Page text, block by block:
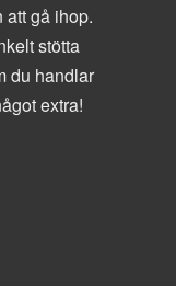
att gå ihop.
stötta
du handlar
extra!